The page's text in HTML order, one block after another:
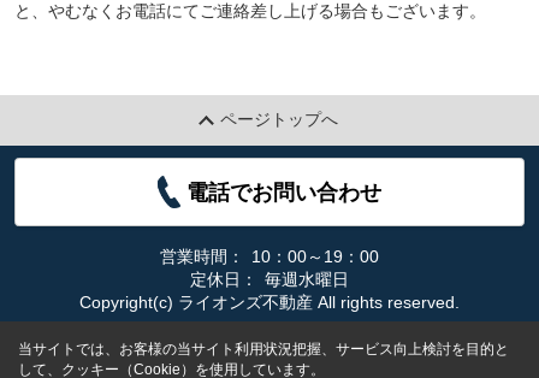
と、やむなくお電話にてご連絡差し上げる場合もございます。
ページトップへ
電話でお問い合わせ
営業時間：
10：00～19：00
定休日：
毎週水曜日
Copyright(c) ライオンズ不動産 All rights reserved.
当サイトでは、お客様の当サイト利用状況把握、サービス向上検討を目的と
して、クッキー（Cookie）を使用しています。